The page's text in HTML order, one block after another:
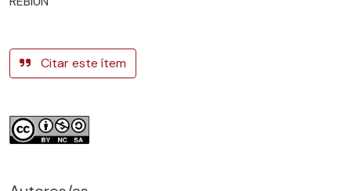
Citar este ítem